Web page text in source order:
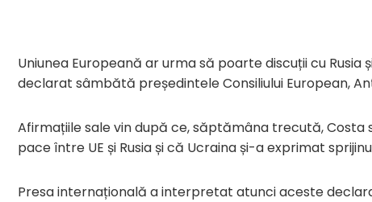
Uniunea Europeană ar urma să poarte discuții cu Rusia
declarat sâmbătă președintele Consiliului European,
Afirmațiile sale vin după ce, săptămâna trecută, Costa
pace între UE și Rusia și că Ucraina și-a exprimat
Presa internațională a interpretat atunci aceste